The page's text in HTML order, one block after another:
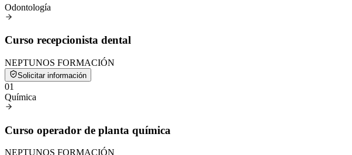
Odontología
Curso recepcionista dental
NEPTUNOS FORMACIÓN
Solicitar información
01
Química
Curso operador de planta química
NEPTUNOS FORMACIÓN